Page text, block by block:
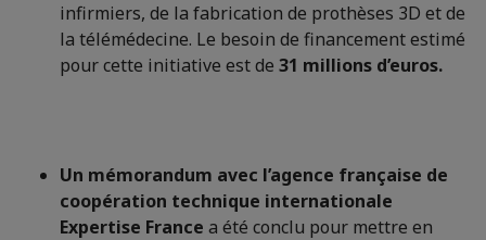
infirmiers, de la fabrication de prothèses 3D et de
la télémédecine. Le besoin de financement estimé
pour cette initiative est de 31 millions d’euros.
Un mémorandum avec l’agence française de
coopération technique internationale
Expertise France a été conclu pour mettre en